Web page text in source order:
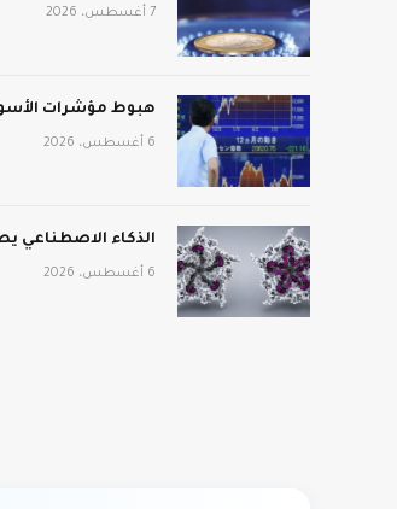
7 أغسطس، 2026
هبوط مؤشرات
6 أغسطس، 2026
الذكاء الاصطناعي
6 أغسطس، 2026